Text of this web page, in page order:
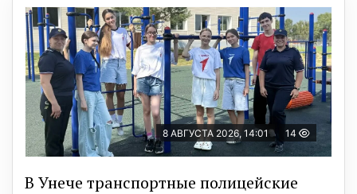
8 АВГУСТА 2026, 14:01 14
В Унече транспортные полицейские